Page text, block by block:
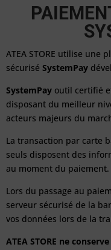
ATEA STORE utilise une
sécurisé SystemPay
SystemPay outil certifié
disposant du meilleur
acteurs majeurs du
La transaction par carte
seuls disposent des
au moment du paiement.
Lors du passage au
serveur sécurisé de la
vos données lors de la
ATEA STORE ne